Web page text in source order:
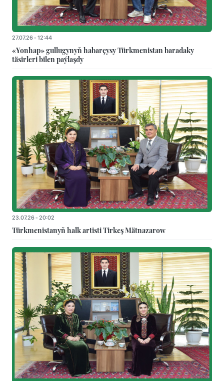
27.07.26 - 12:44
«Yonhap» gullugynyň habarçysy Türkmenistan baradaky
täsirleri bilen paýlaşdy
23.07.26 - 20:02
Türkmenistanyň halk artisti Tirkeş Mätnazarow